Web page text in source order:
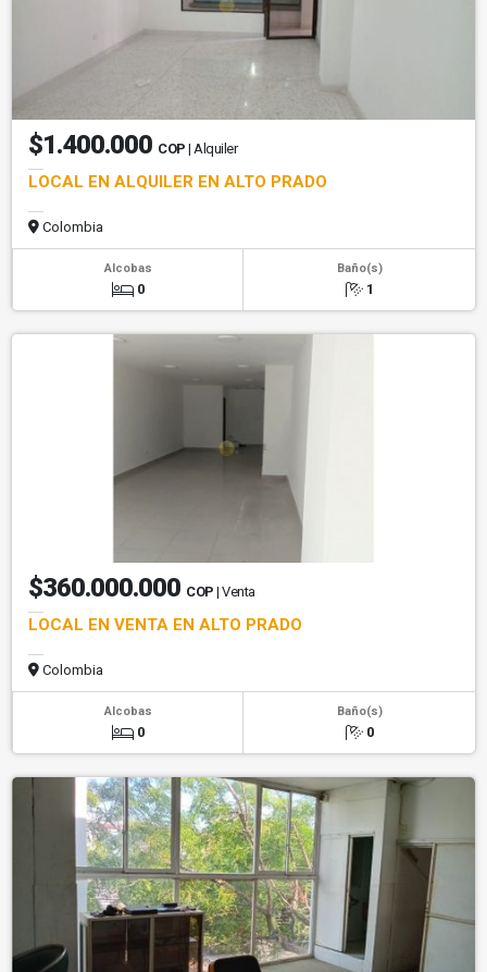
$1.400.000 COP | Alquiler
LOCAL EN ALQUILER EN ALTO PRADO
Colombia
Alcobas
0
Baño(s)
1
$360.000.000 COP | Venta
LOCAL EN VENTA EN ALTO PRADO
Colombia
Alcobas
0
Baño(s)
0